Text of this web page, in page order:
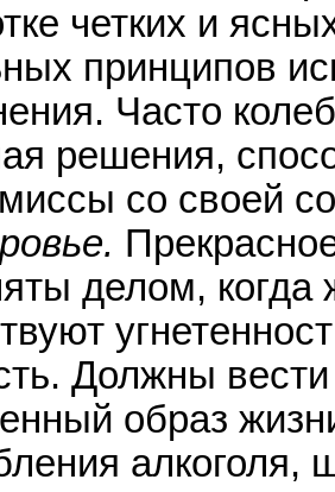
четких и
принципов
Часто
решения,
со своей
делом, когда
Должны вести
образ
алкоголя,